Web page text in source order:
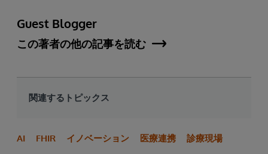
Guest Blogger
この著者の他の記事を読む
関連するトピックス
AI FHIR イノベーション 医療連携 診療現場